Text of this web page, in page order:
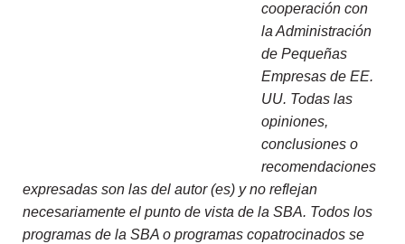
cooperación con
la Administración
de Pequeñas
Empresas de EE.
UU. Todas las
opiniones,
conclusiones o
recomendaciones
expresadas son las del autor (es) y no reflejan
necesariamente el punto de vista de la SBA. Todos los
programas de la SBA o programas copatrocinados se